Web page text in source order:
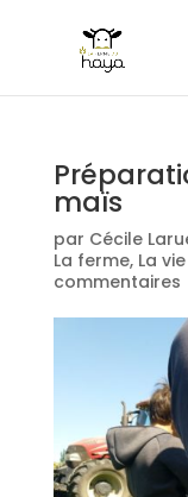
maïs
par Cécile
La ferme, La
commentaires